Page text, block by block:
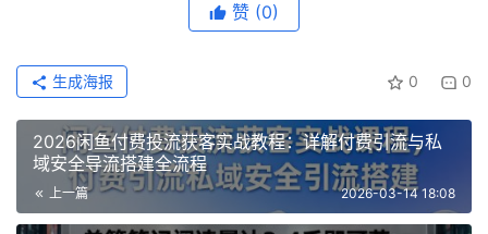
赞 (0)
0 0
生成海报
2026闲鱼付费投流获客实战教程：详解付费引流与私
域安全导流搭建全流程
上一篇 2026-03-14 18:08